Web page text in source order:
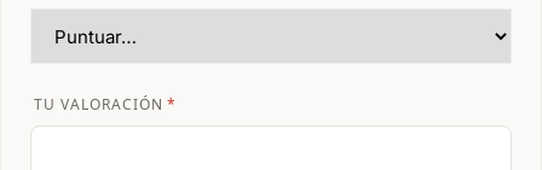
TU VALORACIÓN*